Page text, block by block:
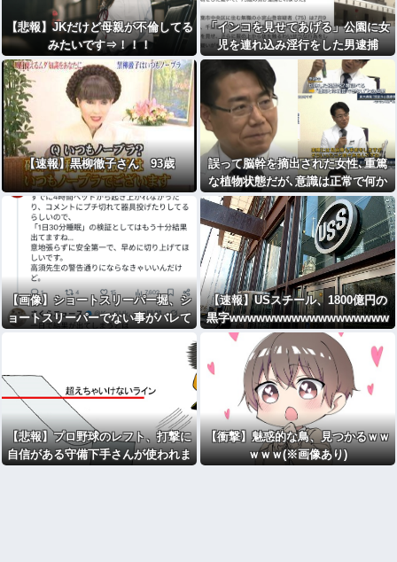
【悲報】JKだけど母親が不倫してる
みたいです⇒！！！
「インコを見せてあげる」公園に女
児を連れ込み淫行をした男逮捕
【速報】黒柳徹子さん 93歳
誤って脳幹を摘出された女性､重篤
な植物状態だが､意識は正常で何か
を思考していると判明・・・
【画像】ショートスリーパー堀、シ
ョートスリーパーでない事がバレて
【速報】USスチール、1800億円の
黒字wwwwwwwwwwwwwwwwww
wwwwww
【悲報】プロ野球のレフト、打撃に
自信がある守備下手さんが使われま
【衝撃】魅惑的な鳥、見つかるｗｗ
ｗｗｗ(※画像あり)